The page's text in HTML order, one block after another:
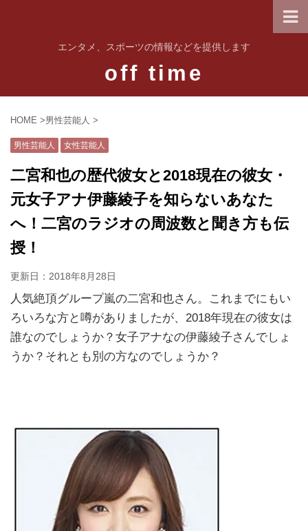
エンタメ、スポーツの情報などを提供します
off time
HOME >男性芸能人 >
男性芸能人 女性芸能人
二宮和也の歴代彼女と2018現在の彼女・
元女子アナ伊藤綾子を知らないあなた
へ！二宮のラジオの周波数と聞き方も伝
授！
更新日： 2018年8月28日
人気絶頂グループ嵐の二宮和也さん。これまでにもい
ろいろな方と噂がありましたが、2018年現在の彼女は
誰なのでしょうか？女子アナなの伊藤綾子さんでしょ
うか？それとも別の方なのでしょうか？